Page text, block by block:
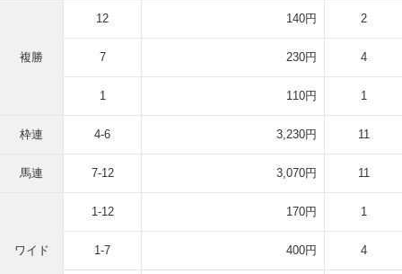
複勝
12 140円 2
7 230円 4
1 110円 1
枠連 4-6 3,230円 11
馬連 7-12 3,070円 11
ワイド
1-12 170円 1
1-7 400円 4